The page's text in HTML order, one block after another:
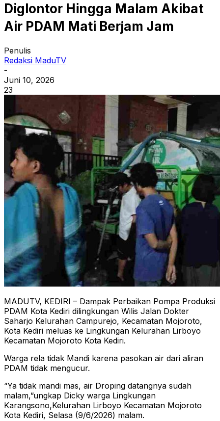
Diglontor Hingga Malam Akibat
Air PDAM Mati Berjam Jam
Penulis
Redaksi MaduTV
-
Juni 10, 2026
23
MADUTV, KEDIRI – Dampak Perbaikan Pompa Produksi
PDAM Kota Kediri dilingkungan Wilis Jalan Dokter
Saharjo Kelurahan Campurejo, Kecamatan Mojoroto,
Kota Kediri meluas ke Lingkungan Kelurahan Lirboyo
Kecamatan Mojoroto Kota Kediri.
Warga rela tidak Mandi karena pasokan air dari aliran
PDAM tidak mengucur.
“Ya tidak mandi mas, air Droping datangnya sudah
malam,”ungkap Dicky warga Lingkungan
Karangsono,Kelurahan Lirboyo Kecamatan Mojoroto
Kota Kediri, Selasa (9/6/2026) malam.